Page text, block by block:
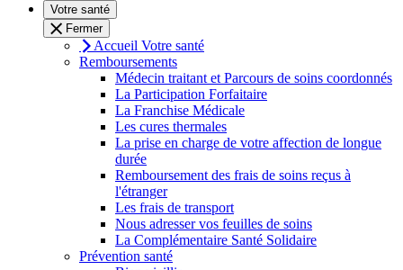
Votre santé
Fermer
Accueil Votre santé
Remboursements
Médecin traitant et Parcours de soins coordonnés
La Participation Forfaitaire
La Franchise Médicale
Les cures thermales
La prise en charge de votre affection de longue
durée
Remboursement des frais de soins reçus à
l'étranger
Les frais de transport
Nous adresser vos feuilles de soins
La Complémentaire Santé Solidaire
Prévention santé